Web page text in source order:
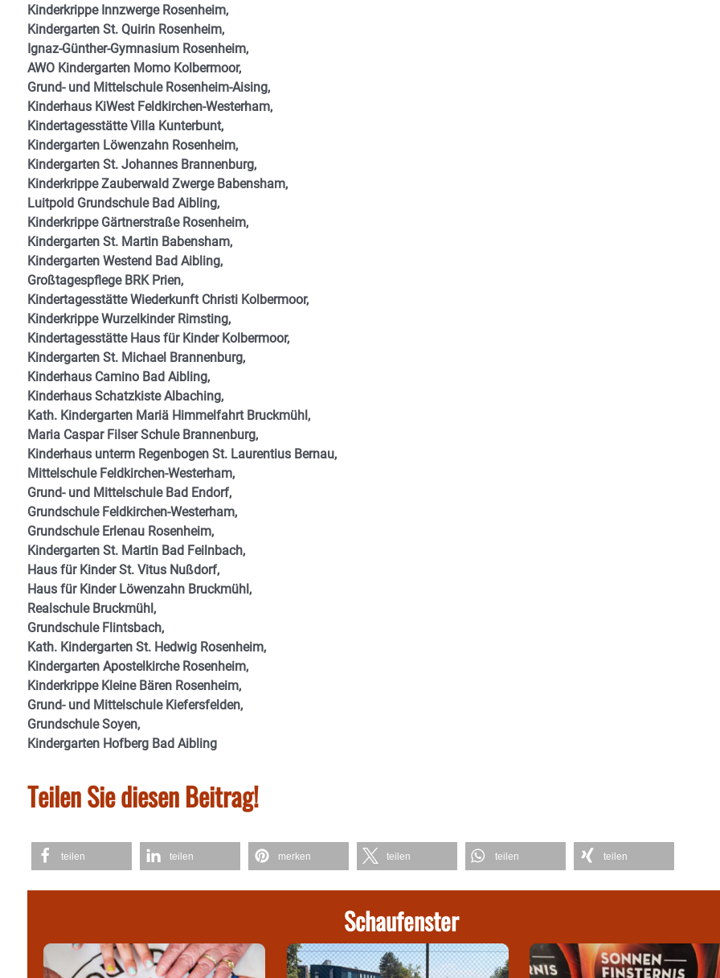
Kinderkrippe Innzwerge Rosenheim,
Kindergarten St. Quirin Rosenheim,
Ignaz-Günther-Gymnasium Rosenheim,
AWO Kindergarten Momo Kolbermoor,
Grund- und Mittelschule Rosenheim-Aising,
Kinderhaus KiWest Feldkirchen-Westerham,
Kindertagesstätte Villa Kunterbunt,
Kindergarten Löwenzahn Rosenheim,
Kindergarten St. Johannes Brannenburg,
Kinderkrippe Zauberwald Zwerge Babensham,
Luitpold Grundschule Bad Aibling,
Kinderkrippe Gärtnerstraße Rosenheim,
Kindergarten St. Martin Babensham,
Kindergarten Westend Bad Aibling,
Großtagespflege BRK Prien,
Kindertagesstätte Wiederkunft Christi Kolbermoor,
Kinderkrippe Wurzelkinder Rimsting,
Kindertagesstätte Haus für Kinder Kolbermoor,
Kindergarten St. Michael Brannenburg,
Kinderhaus Camino Bad Aibling,
Kinderhaus Schatzkiste Albaching,
Kath. Kindergarten Mariä Himmelfahrt Bruckmühl,
Maria Caspar Filser Schule Brannenburg,
Kinderhaus unterm Regenbogen St. Laurentius Bernau,
Mittelschule Feldkirchen-Westerham,
Grund- und Mittelschule Bad Endorf,
Grundschule Feldkirchen-Westerham,
Grundschule Erlenau Rosenheim,
Kindergarten St. Martin Bad Feilnbach,
Haus für Kinder St. Vitus Nußdorf,
Haus für Kinder Löwenzahn Bruckmühl,
Realschule Bruckmühl,
Grundschule Flintsbach,
Kath. Kindergarten St. Hedwig Rosenheim,
Kindergarten Apostelkirche Rosenheim,
Kinderkrippe Kleine Bären Rosenheim,
Grund- und Mittelschule Kiefersfelden,
Grundschule Soyen,
Kindergarten Hofberg Bad Aibling
Teilen Sie diesen Beitrag!
teilen teilen merken teilen teilen teilen
Schaufenster